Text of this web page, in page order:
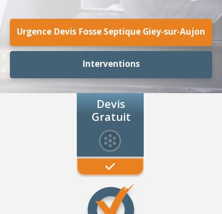
Urgence Devis Fosse Septique Giey-sur-Aujon
Interventions
Devis
Gratuit